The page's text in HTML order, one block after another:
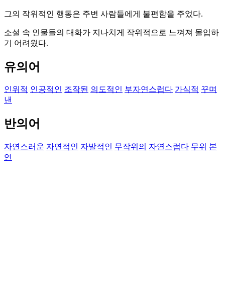
그의 작위적인 행동은 주변 사람들에게 불편함을 주었다.
소설 속 인물들의 대화가 지나치게 작위적으로 느껴져 몰입하
기 어려웠다.
유의어
인위적 인공적인 조작된 의도적인 부자연스럽다 가식적 꾸며
낸
반의어
자연스러운 자연적인 자발적인 무작위의 자연스럽다 무위 본
연